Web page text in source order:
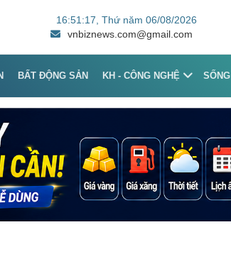
16:51:17 , Thứ năm 06/08/2026
vnbiznews.com@gmail.com
BẤT ĐỘNG SẢN KH - CÔNG NGHỆ SỐNG